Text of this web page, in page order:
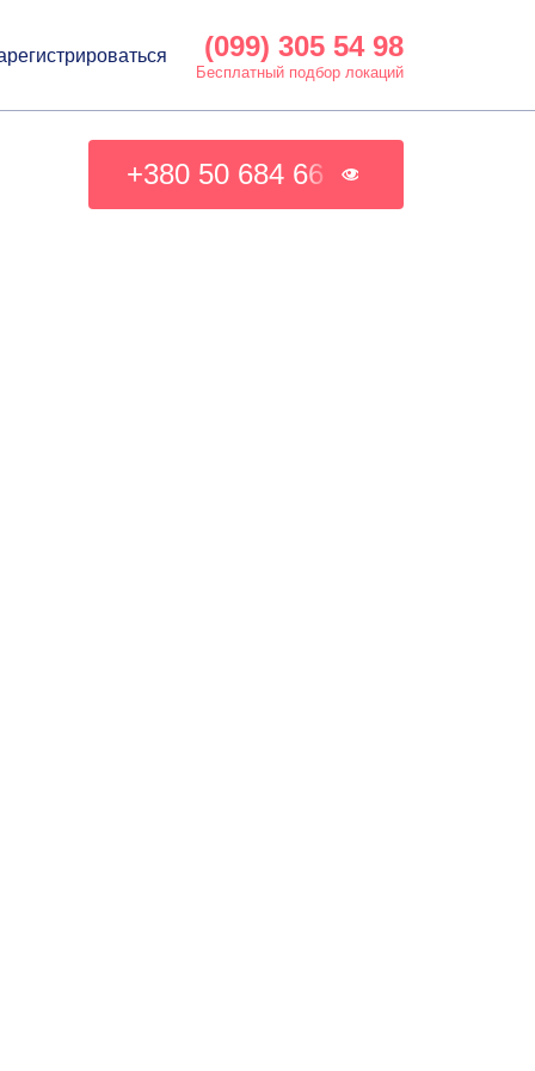
(099) 305 54 98
Бесплатный подбор локаций
+380 50 684 66